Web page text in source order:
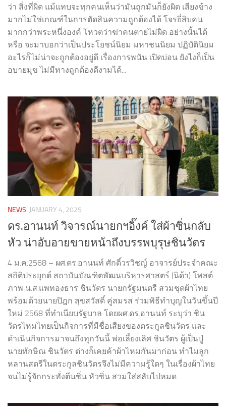
ว่า สิ่งที่ผิด แม้แทบจะทุกคนเห็นว่ามันถูกมันก็ยังผิด เสียงข้าง
มากไม่ใช่เกณฑ์ในการตัดสินความถูกต้องได้ โจรยี่สิบคน
มากกว่าพระหนึ่งองค์ โหวตว่าฆ่าคนตายไม่ผิด อย่างนั้นได้
หรือ จะมาบอกว่าเป็นประโยชน์นิยม มหาชนนิยม ปฏิบัตินิยม
อะไรก็ไม่น่าจะถูกต้องอยู่ดี เรื่องการพนัน เปิดบ่อน ยังไงก็เป็น
อบายมุข ไม่มีทางถูกต้องดีงามได้...
NEWS JANUARY 4, 2025
ดร.อานนท์ วิจารณ์นายกฯอิ๊งค์ ใส่ผ้าซิ่นกลับ
หัว น่าอับอายขายหน้าถึงบรรพบุรุษชินวัตร
4 ม.ค.2568 – ผศ.ดร.อานนท์ ศักดิ์วรวิชญ์ อาจารย์ประจำคณะ
สถิติประยุกต์ สถาบันบัณฑิตพัฒนบริหารศาสตร์ (นิด้า) โพสต์
ภาพ น.ส.แพทองธาร ชินวัตร นายกรัฐมนตรี สวมชุดผ้าไทย
พร้อมด้วยนายปิฎก สุขสวัสดิ์ คู่สมรส ร่วมพิธีทำบุญในวันขึ้นปี
ใหม่ 2568 ที่ทำเนียบรัฐบาล โดยผศ.ดร.อานนท์ ระบุว่า ชิน
วัตรไหมไทยเป็นกิจการที่มีชื่อเสียงของตระกูลชินวัตร และ
ดำเนินกิจการมาจนถึงทุกวันนี้ พ่อเลี้ยงเลิศ ชินวัตร ผู้เป็นปู่
นายทักษิณ ชินวัตร ต่างก็เคยค้าผ้าไหมกันมาก่อน ทำไมลูก
หลานสตรีในตระกูลชินวัตรจึงไม่มีความรู้ใดๆ ในเรื่องผ้าไทย
จนไม่รู้จักกระทั่งตีนซิ่น หัวซิ่น สวมใส่สลับไปหมด...